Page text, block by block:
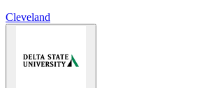
Cleveland